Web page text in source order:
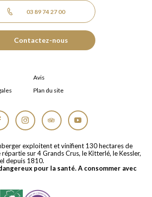
03 89 74 27 00
Contactez-nous
Avis
Plan du site
exploitent et vinifient 130 hectares de
sur 4 Grands Crus, le Kitterlé, le Kessler,
depuis 1810.
dangereux pour la santé. A consommer avec